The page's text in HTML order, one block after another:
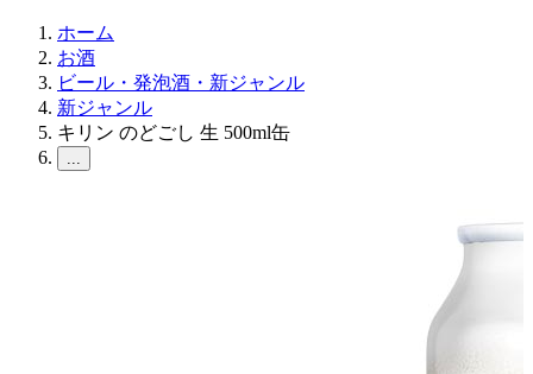
ホーム
お酒
ビール・発泡酒・新ジャンル
新ジャンル
キリン のどごし 生 500ml缶
...